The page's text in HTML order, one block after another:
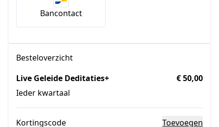
Bancontact
Besteloverzicht
Live Geleide Deditaties+
Ieder kwartaal
€ 50,00
Kortingscode Toevoegen